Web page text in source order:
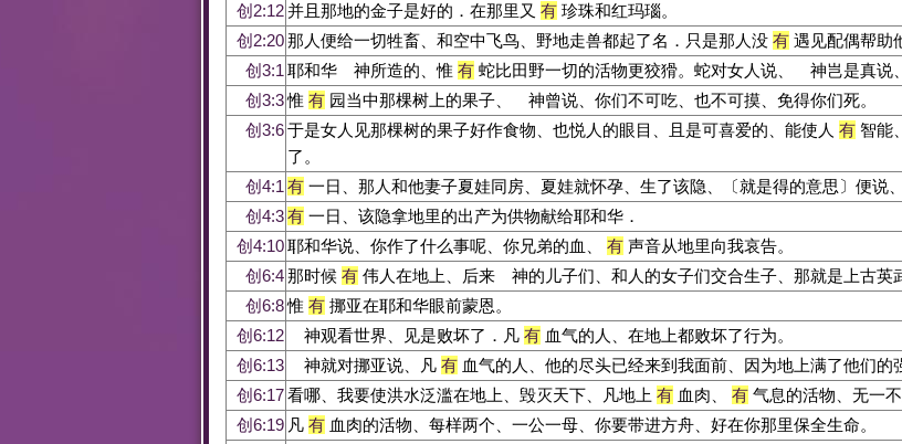
创2:12并且那地的金子是好的．在那里又 有 珍珠和红玛瑙。
创2:20那人便给一切牲畜、和空中飞鸟、野地走兽都起了名．只是那人没 有 遇见配偶帮助
创3:1 耶和华 神所造的、惟 有 蛇比田野一切的活物更狡猾。蛇对女人说、 神岂是真说
创3:3惟 有 园当中那棵树上的果子、 神曾说、你们不可吃、也不可摸、免得你们死。
创3:6于是女人见那棵树的果子好作食物、也悦人的眼目、且是可喜爱的、能使人 有 智能
了。
创4:1 有 一日、那人和他妻子夏娃同房、夏娃就怀孕、生了该隐、〔就是得的意思〕便说
创4:3有 一日、该隐拿地里的出产为供物献给耶和华．
创4:10耶和华说、你作了什么事呢、你兄弟的血、 有 声音从地里向我哀告。
创6:4那时候 有 伟人在地上、后来 神的儿子们、和人的女子们交合生子、那就是上古英
创6:8惟 有 挪亚在耶和华眼前蒙恩。
创6:12
神观看世界、见是败坏了．凡 有 血气的人、在地上都败坏了行为。
创6:13
神就对挪亚说、凡 有 血气的人、他的尽头已经来到我面前、因为地上满了他们的
创6:17看哪、我要使洪水泛滥在地上、毁灭天下、凡地上 有 血肉、 有 气息的活物、无一不
创6:19 凡 有 血肉的活物、每样两个、一公一母、你要带进方舟、好在你那里保全生命。